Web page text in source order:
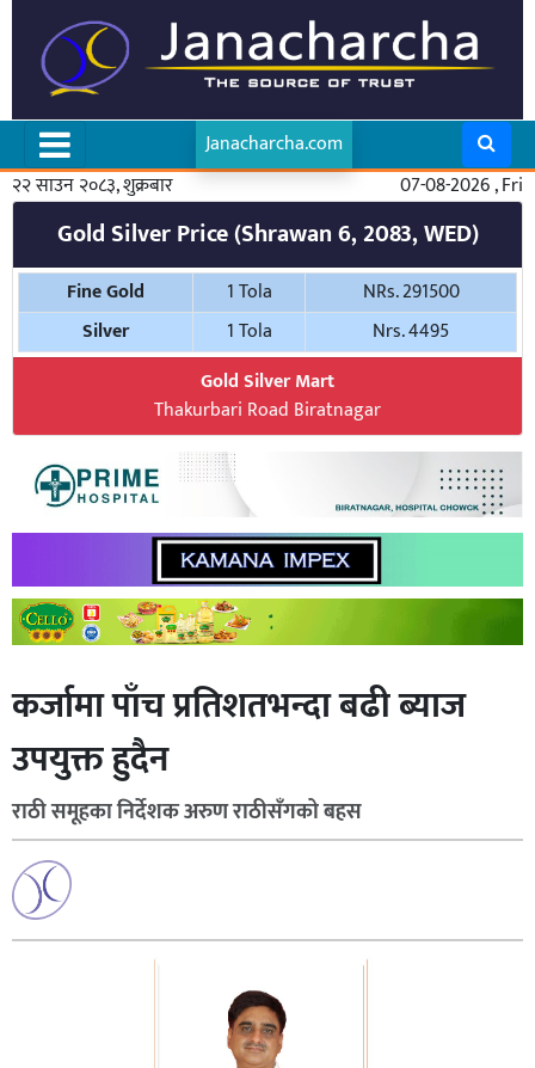
Janacharcha.com
२२ साउन २०८३, शुक्रबार
07-08-2026 , Fri
Gold Silver Price (Shrawan 6, 2083, WED)
Fine Gold 1 Tola
NRs. 291500
Silver
1 Tola
Nrs. 4495
Gold Silver Mart
Thakurbari Road Biratnagar
कर्जामा पाँच प्रतिशतभन्दा बढी ब्याज
उपयुक्त हुदैन
राठी समूहका निर्देशक अरुण राठीसँगको बहस